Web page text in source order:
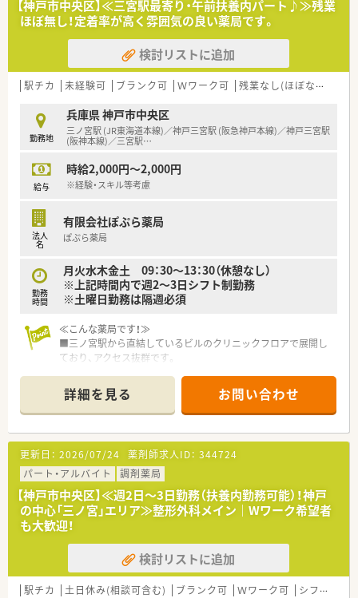
■年間賞与は4.8ヶ月分と非常に手厚い設定となっており、日々
の頑張りが収入にしっかりと反映される環境です。
【勤務実態について】
■勤務シフトに関しては店舗の開局時間に併せて、週40時間の
月単位での変形労働時間制でシフトを組んでいます。
身ともにゆとりを持って働き続けることができます。
■土曜日の開局時間は9時から12時までの午前中のみとなって
おり、週末のスケジュールも立てやすい職場です。
【想定される業務内容】
■店舗内での服薬指導や監査および調剤業務全般を担当してい
■個人宅や介護施設への在宅業務にも積極的に携わっていただ
き、多職種と連携しながら患者様をサポートします。
マネジメント業務も主体的に行っていただきます。
【神戸市中央区】≪三宮駅最寄り・午前扶養内パート♪≫残業
ほぼ無し！定着率が高く雰囲気の良い薬局です。
検討リストに追加
駅チカ 未経験可 ブランク可 Ｗワーク可 残業なし(ほぼなし含む)
勤務地
兵庫県 神戸市中央区
三ノ宮駅 (JR東海道本線)／神戸三宮駅 (阪急神戸本線)／神戸三宮駅
(阪神本線)／三宮駅…
給与
時給2,000円～2,000円
※経験・スキル等考慮
法人
名
有限会社ぽぷら薬局
ぽぷら薬局
勤務
時間
月火水木金土 09：30～13：30（休憩なし）
※上記時間内で週2～3日シフト制勤務
※土曜日勤務は隔週必須
≪こんな薬局です！≫
■三ノ宮駅から直結しているビルのクリニックフロアで展開し
ており、アクセス抜群です。
以上の医療機関から処方箋を応需しております。
■門前のクリニックとの関係性も良好で、疑義照会なども気兼ね
なくおこなうことができます。
■店舗内は待合室・調剤室共にゆとりあるスペースを確保してお
り、ストレスなく業務に遷延できる環境がございます。
■処方箋は1日100～120枚。薬剤師様1人当たりの対応枚数は30
枚弱とバランスの取れた業務量です。
≪業務内容について≫
■同じフロアの内科・眼科・皮膚科からは比較的軽度の症例をメ
インに応需しており一包化が少ない為、患者様をお待たせするこ
となくスムーズに投薬することが可能です。
■シフトは9:30～13:30で組んでおり、ほぼ残業が発生すること
はございません。
■薬歴も原則その日のうちに入力を完了しており、業務が溜まる
詳細を見る お問い合わせ
更新日： 2026/07/24 薬剤師求人ID： 344724
パート・アルバイト
調剤薬局
【神戸市中央区】≪週2日～3日勤務（扶養内勤務可能）！神戸
の中心「三ノ宮」エリア≫整形外科メイン｜Wワーク希望者
も大歓迎！
検討リストに追加
駅チカ 土日休み(相談可含む) ブランク可 Ｗワーク可 シフト制